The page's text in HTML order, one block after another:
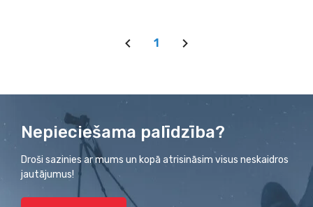
1
Nepieciešama palīdzība?
Droši sazinies ar mums un kopā atrisināsim visus neskaidros
jautājumus!